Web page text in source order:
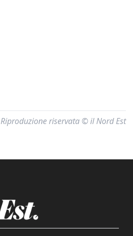
Riproduzione riservata © il Nord Est